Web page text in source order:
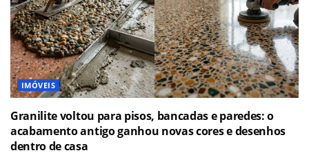
IMÓVEIS
Granilite voltou para pisos, bancadas e paredes: o
acabamento antigo ganhou novas cores e desenhos
dentro de casa